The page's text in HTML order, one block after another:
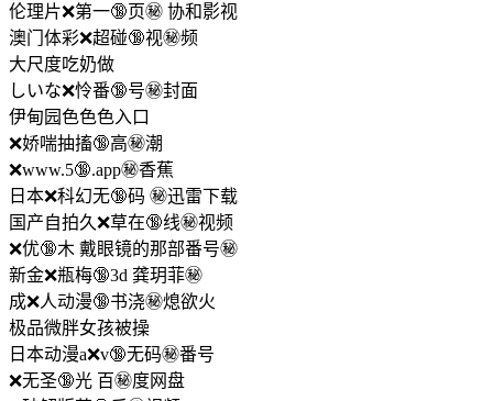
伦理片❌第一🔞页㊙️ 协和影视
澳门体彩❌超碰🔞视㊙️频
大尺度吃奶做
しいな❌怜番🔞号㊙️封面
伊甸园色色色入口
❌娇喘抽搐🔞高㊙️潮
❌www.5🔞.app㊙️香蕉
日本❌科幻无🔞码 ㊙️迅雷下载
国产自拍久❌草在🔞线㊙️视频
❌优🔞木 戴眼镜的那部番号㊙️
新金❌瓶梅🔞3d 龚玥菲㊙️
成❌人动漫🔞书浇㊙️熄欲火
极品微胖女孩被操
日本动漫a❌v🔞无码㊙️番号
❌无圣🔞光 百㊙️度网盘